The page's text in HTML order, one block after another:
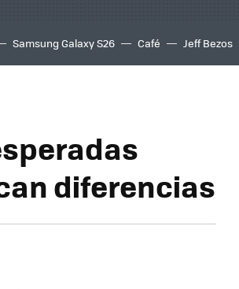
Samsung Galaxy S26 Café Jeff Bezos
diferencias